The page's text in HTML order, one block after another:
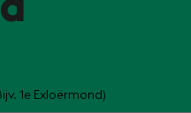
1e Exloërmond)